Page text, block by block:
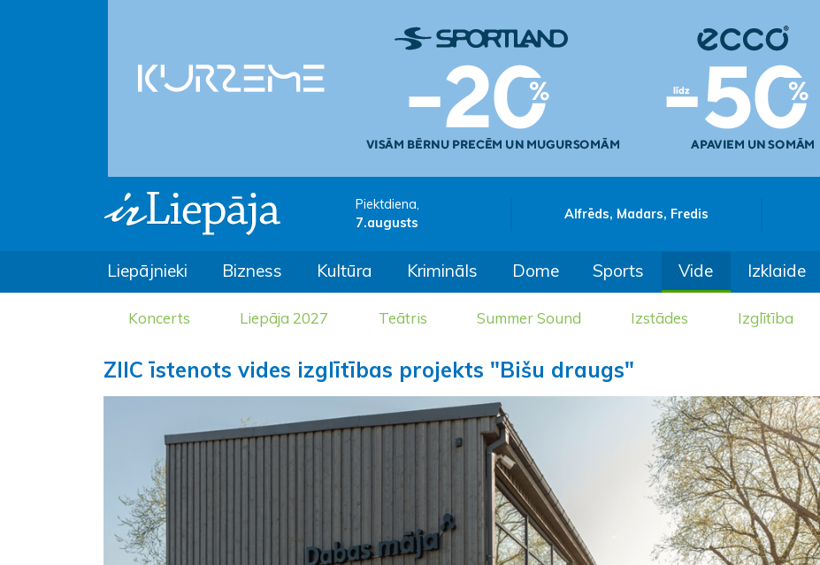
Piektdiena,
7.augusts
Alfrēds, Madars, Fredis
Liepājnieki Bizness Kultūra Krimināls Dome Sports Vide Izklaide
Koncerts Liepāja 2027 Teātris Summer Sound Izstādes Izglītība
ZIIC īstenots vides izglītības projekts "Bišu draugs"